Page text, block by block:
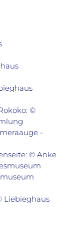
©
-
© Anke
Liebieghaus